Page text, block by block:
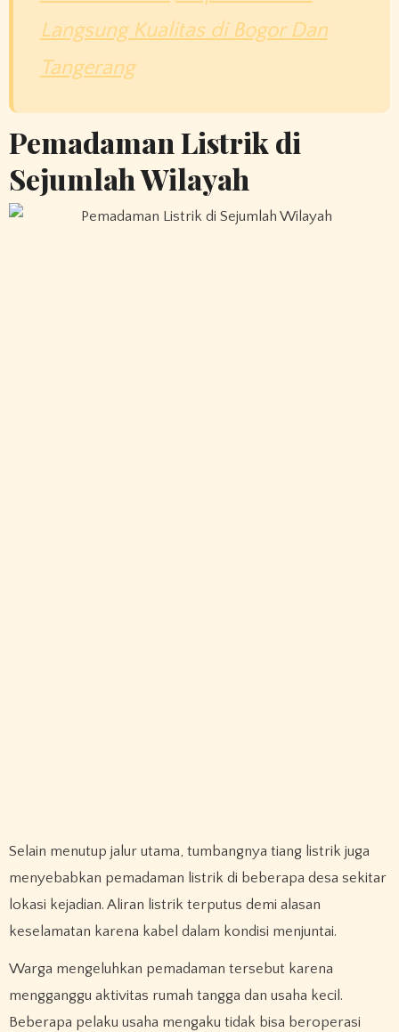
Langsung Kualitas di Bogor Dan
Tangerang
Pemadaman Listrik di
Sejumlah Wilayah
Selain menutup jalur utama, tumbangnya tiang listrik juga
menyebabkan pemadaman listrik di beberapa desa sekitar
lokasi kejadian. Aliran listrik terputus demi alasan
keselamatan karena kabel dalam kondisi menjuntai.
Warga mengeluhkan pemadaman tersebut karena
mengganggu aktivitas rumah tangga dan usaha kecil.
Beberapa pelaku usaha mengaku tidak bisa beroperasi